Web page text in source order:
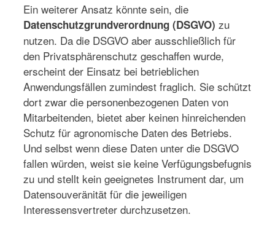
Ein weiterer Ansatz könnte sein, die
Datenschutzgrundverordnung (DSGVO) zu
nutzen. Da die DSGVO aber ausschließlich für
den Privatsphärenschutz geschaffen wurde,
erscheint der Einsatz bei betrieblichen
Anwendungsfällen zumindest fraglich. Sie schützt
dort zwar die personenbezogenen Daten von
Mitarbeitenden, bietet aber keinen hinreichenden
Schutz für agronomische Daten des Betriebs.
Und selbst wenn diese Daten unter die DSGVO
fallen würden, weist sie keine Verfügungsbefugnis
zu und stellt kein geeignetes Instrument dar, um
Datensouveränität für die jeweiligen
Interessensvertreter durchzusetzen.